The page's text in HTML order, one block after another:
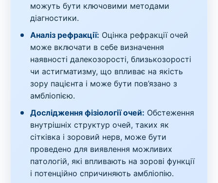
можуть бути ключовими методами
діагностики.
Аналіз рефракції: Оцінка рефракції очей
може включати в себе визначення
наявності далекозорості, близькозорості
чи астигматизму, що впливає на якість
зору пацієнта і може бути пов’язано з
амбліопією.
Дослідження фізіології очей: Обстеження
внутрішніх структур очей, таких як
сітківка і зоровий нерв, може бути
проведено для виявлення можливих
патологій, які впливають на зорові функції
і потенційно спричиняють амбліопію.